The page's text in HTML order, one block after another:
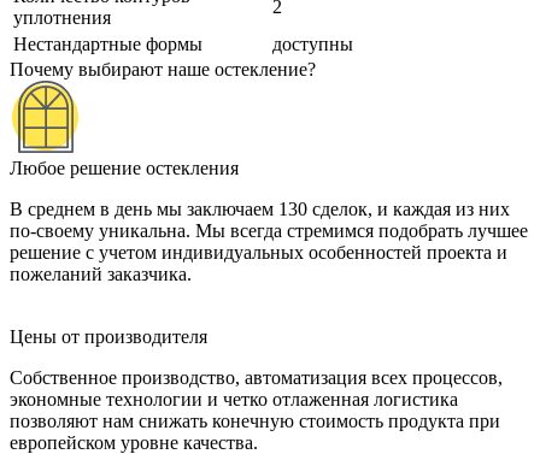
уплотнения
2
Нестандартные формы
доступны
Почему выбирают наше остекление?
Любое решение остекления
В среднем в день мы заключаем 130 сделок, и каждая из них
по-своему уникальна. Мы всегда стремимся подобрать лучшее
решение с учетом индивидуальных особенностей проекта и
пожеланий заказчика.
Цены от производителя
Собственное производство, автоматизация всех процессов,
экономные технологии и четко отлаженная логистика
позволяют нам снижать конечную стоимость продукта при
европейском уровне качества.